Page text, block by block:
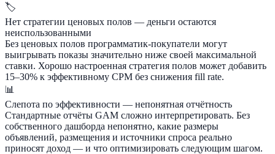
🏷️
Нет стратегии ценовых полов — деньги остаются
неиспользованными
Без ценовых полов программатик-покупатели могут
выигрывать показы значительно ниже своей максимальной
ставки. Хорошо настроенная стратегия полов может добавить
15–30% к эффективному CPM без снижения fill rate.
📊
Слепота по эффективности — непонятная отчётность
Стандартные отчёты GAM сложно интерпретировать. Без
собственного дашборда непонятно, какие размеры
объявлений, размещения и источники спроса реально
приносят доход — и что оптимизировать следующим шагом.